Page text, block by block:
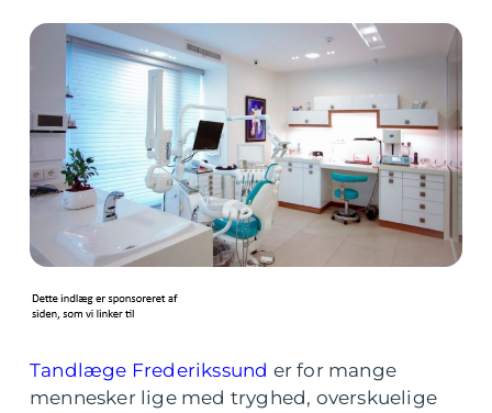
Tandlæge Frederikssund er for mange
mennesker lige med tryghed, overskuelige